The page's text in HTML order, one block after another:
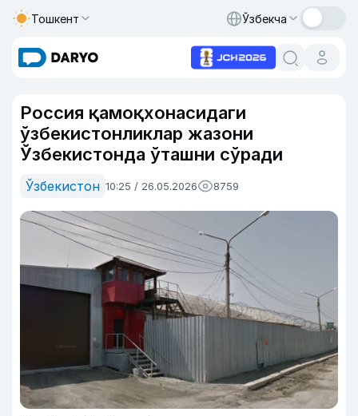
Тошкент Ўзбекча
Россия қамоқхонасидаги
ўзбекистонликлар жазони
Ўзбекистонда ўташни сўради
Ўзбекистон 10:25 / 26.05.2026 8759